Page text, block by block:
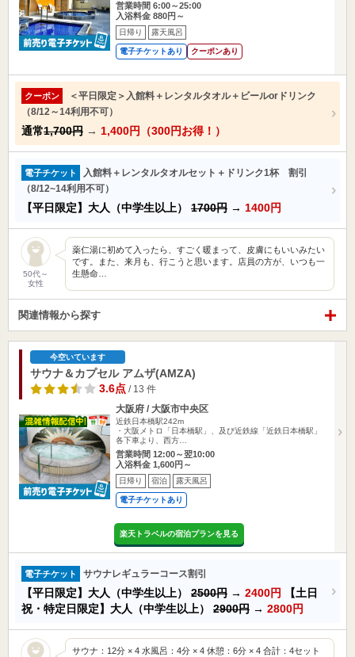
営業時間 6:00～25:00
入浴料金 880円～
日帰り 露天風呂
電子チケットあり クーポンあり
クーポン
＜平日限定＞入館料＋レンタルタオル＋ビールorドリンク
（8/12～14利用不可）
通常1,700円 → 1,400円（300円お得！）
電子チケット
入館料＋レンタルタオルセット＋ドリンク1杯 割引
（8/12~14利用不可）
【平日限定】大人（中学生以上） 1700円 → 1400円
50代～
女性
薬仁湯に初めて入ったら、すごく暖まって、皮膚にもいいみたい
です。また、来月も、行こうと思います。店員の方が、いつも一
生懸命…
関連情報から探す
今空いています
サウナ＆カプセル アムザ(AMZA)
3.6点 / 13 件
大阪府 / 大阪市中央区
近鉄日本橋駅242m
・大阪メトロ「日本橋駅」、及び近鉄線「近鉄日本橋駅」
各下車より、西方…
営業時間 12:00～翌10:00
入浴料金 1,600円～
日帰り 宿泊 露天風呂
電子チケットあり
楽天トラベルの宿泊プランを見る
電子チケット サウナレギュラーコース割引
【平日限定】大人（中学生以上） 2500円 → 2400円
【土日
祝・特定日限定】大人（中学生以上） 2900円 → 2800円
サウナ：12分 × 4 水風呂：4分 × 4 休憩：6分 × 4 合計：4セット